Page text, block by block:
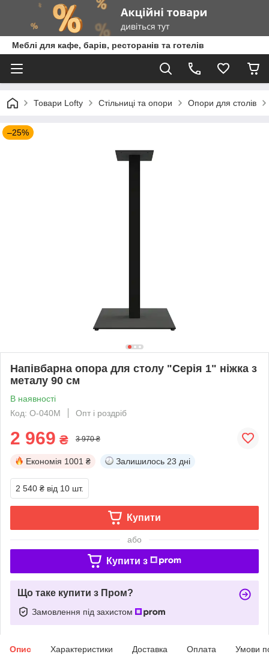
Меблі для кафе, барів, ресторанів та готелів
Товари Lofty Стільниці та опори Опори для столів
–25%
Напівбарна опора для столу "Серія 1" ніжка з
металу 90 см
В наявності
Код: O-040M
Опт і роздріб
2 969 ₴ 3 970 ₴
Економія 1001 ₴ Залишилось 23 дні
2 540 ₴ від 10 шт.
Купити
або
Купити з
Що таке купити з Пром?
Замовлення під захистом
Опис Характеристики Доставка Оплата Умови